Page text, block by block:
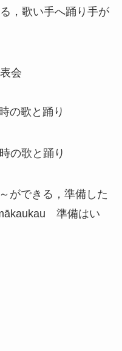
，歌い手へ踊り手が
会
の歌と踊り
の歌と踊り
できる，準備した
準備はい